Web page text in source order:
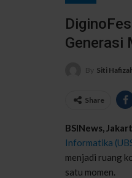
Generasi
By Siti
Share
BSINews,
Informatika
menjadi ruang
satu momen.